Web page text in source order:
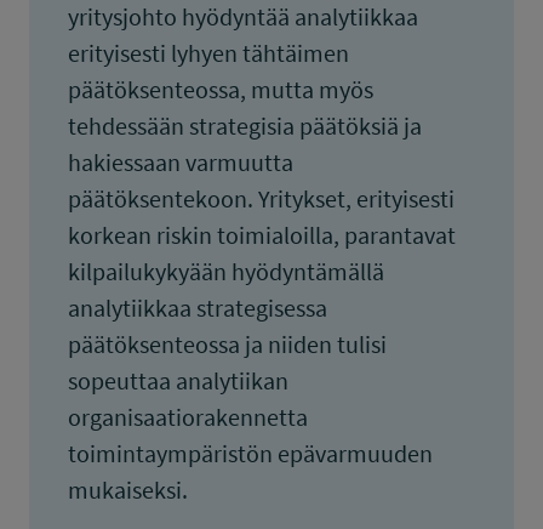
yritysjohto hyödyntää analytiikkaa
erityisesti lyhyen tähtäimen
päätöksenteossa, mutta myös
tehdessään strategisia päätöksiä ja
hakiessaan varmuutta
päätöksentekoon. Yritykset, erityisesti
korkean riskin toimialoilla, parantavat
kilpailukykyään hyödyntämällä
analytiikkaa strategisessa
päätöksenteossa ja niiden tulisi
sopeuttaa analytiikan
organisaatiorakennetta
toimintaympäristön epävarmuuden
mukaiseksi.